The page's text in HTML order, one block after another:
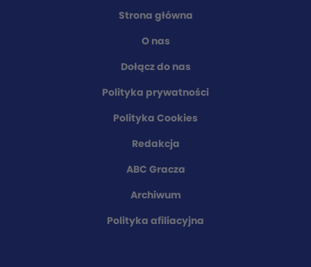
Strona główna
O nas
Dołącz do nas
Polityka prywatności
Polityka Cookies
Redakcja
ABC Gracza
Archiwum
Polityka afiliacyjna